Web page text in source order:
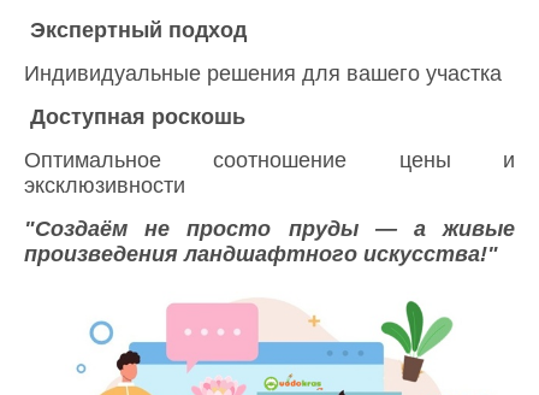
Экспертный подход
Индивидуальные решения для вашего участка
Доступная роскошь
Оптимальное соотношение цены и
эксклюзивности
"Создаём не просто пруды — а живые
произведения ландшафтного искусства!"